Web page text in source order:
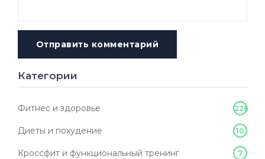
Отправить комментарий
Категории
Фитнес и здоровье 226
Диеты и похудение 10
Кроссфит и функциональный тренинг 7